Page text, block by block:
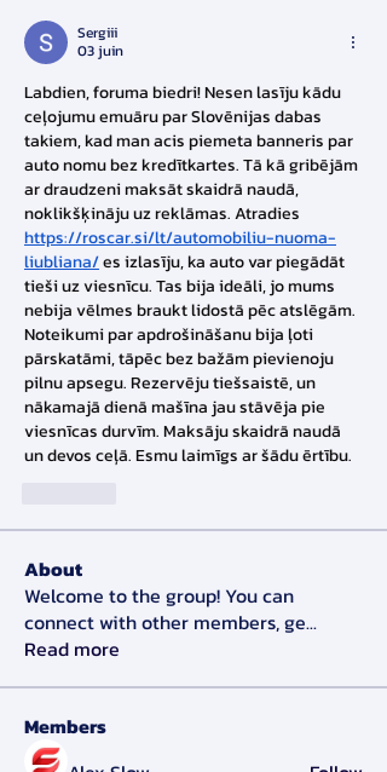
Sergiii
03 juin
Labdien, foruma biedri! Nesen lasīju kādu
ceļojumu emuāru par Slovēnijas dabas
takiem, kad man acis piemeta banneris par
auto nomu bez kredītkartes. Tā kā gribējām
ar draudzeni maksāt skaidrā naudā,
https://roscar.si/lt/automobiliu-nuoma-
liubliana/ es izlasīju, ka auto var piegādāt
tieši uz viesnīcu. Tas bija ideāli, jo mums
nebija vēlmes braukt lidostā pēc atslēgām.
Noteikumi par apdrošināšanu bija ļoti
pārskatāmi, tāpēc bez bažām pievienoju
pilnu apsegu. Rezervēju tiešsaistē, un
nākamajā dienā mašīna jau stāvēja pie
viesnīcas durvīm. Maksāju skaidrā naudā
un devos ceļā. Esmu laimīgs ar šādu ērtību.
About
Welcome to the group! You can
connect with other members, ge...
Read more
Members